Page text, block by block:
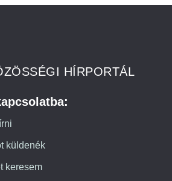
HÍRPORTÁL
küldenék
keresem